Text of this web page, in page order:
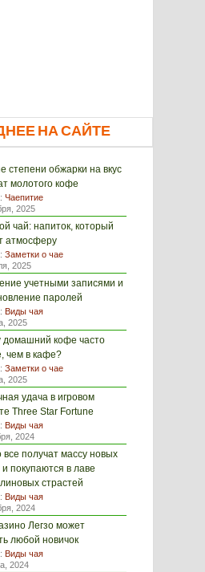
НА САЙТЕ
степени обжарки на вкус
молотого кофе
Чаепитие
2025
чай: напиток, который
атмосферу
Заметки о чае
2025
учетными записями и
паролей
Виды чая
2025
домашний кофе часто
чем в кафе?
Заметки о чае
2025
удача в игровом
Three Star Fortune
Виды чая
2024
все получат массу новых
покупаются в лаве
страстей
Виды чая
2024
Легзо может
любой новичок
Виды чая
2024